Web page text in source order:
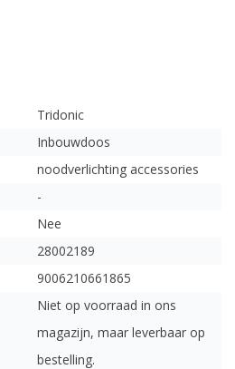
Tridonic
Inbouwdoos
noodverlichting accessories
-
Nee
28002189
9006210661865
Niet op voorraad in ons
magazijn, maar leverbaar op
bestelling.